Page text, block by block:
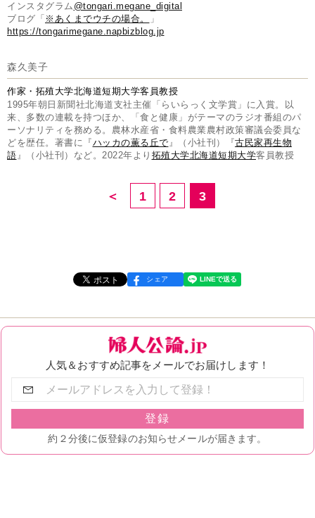
インスタグラム @tongari.megane_digital
ブログ「 ※あくまでウチの場合。
」
https://tongarimegane.napbizblog.jp
森久美子
作家・拓殖大学北海道短期大学客員教授
1995年朝日新聞社北海道支社主催「らいらっく文学賞」に入賞。以
来、多数の連載を持つほか、「食と健康」がテーマのラジオ番組のパ
ーソナリティを務める。農林水産省・食料農業農村政策審議会委員な
どを歴任。著書に『ハッカの薫る丘で 』（小社刊）『古民家再生物
語 』（小社刊）など。2022年より 拓殖大学北海道短期大学客員教授
＜ 1 2 3
シェア